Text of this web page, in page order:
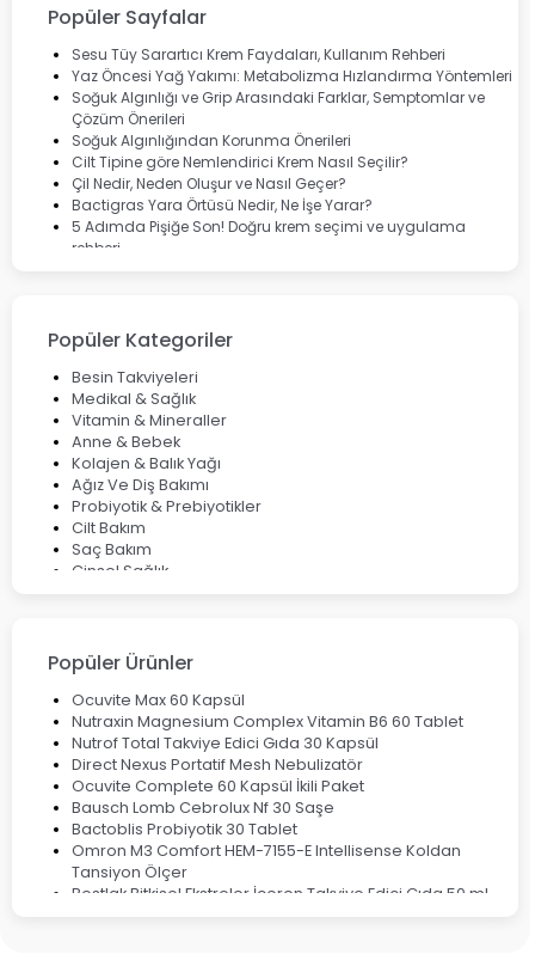
Lansinoh
Cebrolux
Dermoskin
Marvis
Rcfarma
Popüler Sayfalar
Sesu Tüy Sarartıcı Krem Faydaları, Kullanım Rehberi
Yaz Öncesi Yağ Yakımı: Metabolizma Hızlandırma Yöntemleri
Soğuk Algınlığı ve Grip Arasındaki Farklar, Semptomlar ve
Çözüm Önerileri
Soğuk Algınlığından Korunma Önerileri
Cilt Tipine göre Nemlendirici Krem Nasıl Seçilir?
Çil Nedir, Neden Oluşur ve Nasıl Geçer?
Bactigras Yara Örtüsü Nedir, Ne İşe Yarar?
5 Adımda Pişiğe Son! Doğru krem seçimi ve uygulama
rehberi
Çözüm Yolları
Bocavirüs Enfeksiyonu Hakkında Bilmeniz Gerekenler
Deep Flex Topraklama Matı Nedir? Detaylı Rehber
Mumiyo Nedir? Faydaları ve Kullanım Alanları Nelerdir?
Popüler Kategoriler
Besin Takviyeleri
Medikal & Sağlık
Vitamin & Mineraller
Anne & Bebek
Kolajen & Balık Yağı
Ağız Ve Diş Bakımı
Probiyotik & Prebiyotikler
Cilt Bakım
Saç Bakım
Cinsel Sağlık
Popüler Ürünler
Ocuvite Max 60 Kapsül
Nutraxin Magnesium Complex Vitamin B6 60 Tablet
Nutrof Total Takviye Edici Gıda 30 Kapsül
Direct Nexus Portatif Mesh Nebulizatör
Ocuvite Complete 60 Kapsül İkili Paket
Bausch Lomb Cebrolux Nf 30 Saşe
Bactoblis Probiyotik 30 Tablet
Omron M3 Comfort HEM-7155-E Intellisense Koldan
Tansiyon Ölçer
Bestlak Bitkisel Ekstreler İçeren Takviye Edici Gıda 50 ml